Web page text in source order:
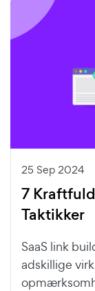
25 Sep 2024
7
Taktikker
SaaS link
adskillige